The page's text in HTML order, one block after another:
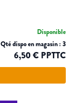
Disponible
Qté dispo en magasin : 3
6,50 € PPTTC